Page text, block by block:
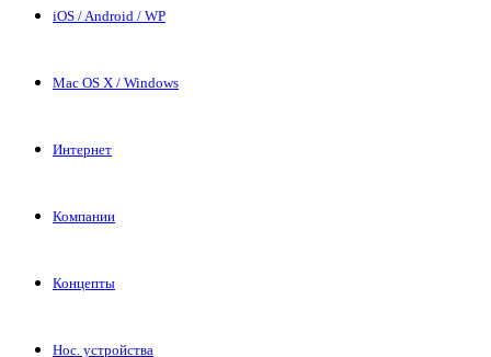
iOS / Android / WP
Mac OS X / Windows
Интернет
Компании
Концепты
Нос. устройства